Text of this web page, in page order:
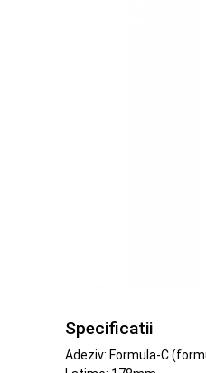
Specificatii
Adeziv: Formula-C